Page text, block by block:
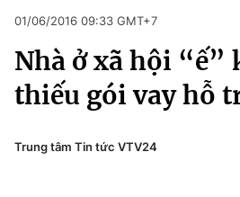
Chuyên mục
Chính trị
Pháp luật
Kinh tế
Thể thao
Truyền hình
Y tế
01/06/2016 09:33 GMT+7
Nhà ở xã hội “ế”
thiếu gói vay hỗ
Trung tâm Tin tức VTV24